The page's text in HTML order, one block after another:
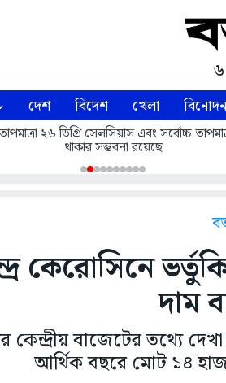
দেশ বিদেশ খেলা
২৬ ডিগ্রি সেলসিয়াস এবং সর্বোচ্চ
থাকার সম্ভবনা রয়েছে
কেরোসিনে
দাম
কেন্দ্রীয় বাজেটের তথ্যে
আর্থিক বছরে মোট ১৪